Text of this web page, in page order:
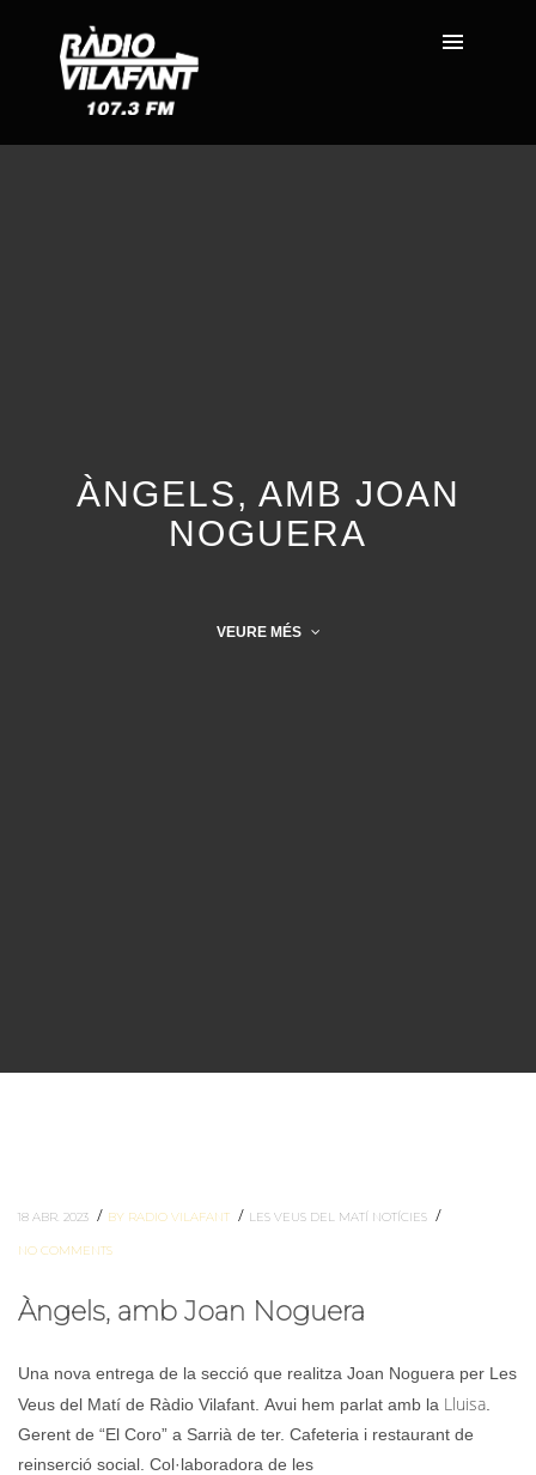
ÀNGELS, AMB JOAN
NOGUERA
VEURE MÉS
18 ABR. 2023 / BY RADIO VILAFANT / LES VEUS DEL MATÍ NOTÍCIES /
NO COMMENTS
Àngels, amb Joan Noguera
Una nova entrega de la secció que realitza Joan Noguera per Les
Veus del Matí de Ràdio Vilafant. Avui hem parlat amb la Lluisa
Gerent de “El Coro” a Sarrià de ter. Cafeteria i restaurant de
reinserció social. Col·laboradora de les